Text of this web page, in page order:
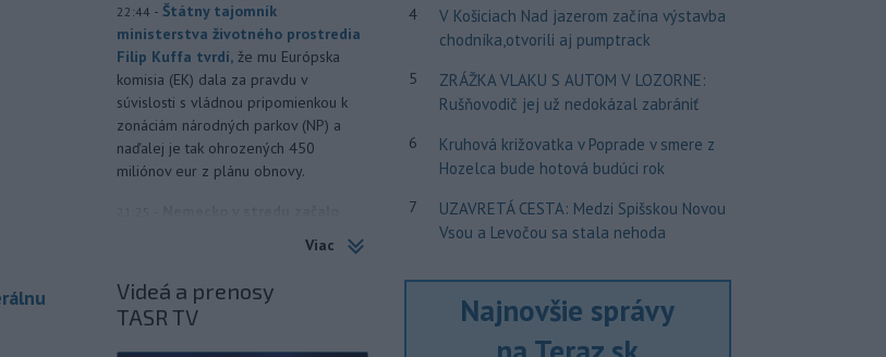
22:44 - Štátny tajomník
ministerstva životného prostredia
Filip Kuffa tvrdí, že mu Európska
komisia (EK) dala za pravdu v
súvislosti s vládnou pripomienkou k
zonáciám národných parkov (NP) a
naďalej je tak ohrozených 450
miliónov eur z plánu obnovy.
vyšetrovanie po tom, ako sa v noci
dráhy na letisku Lipsko/Halle našiel
dron naložený výbušninami.
Viac
Videá a prenosy
TASR TV
4
V Košiciach Nad jazerom začína výstavba
chodníka,otvorili aj pumptrack
5
ZRÁŽKA VLAKU S AUTOM V LOZORNE:
Rušňovodič jej už nedokázal zabrániť
6
Kruhová križovatka v Poprade v smere z
Hozelca bude hotová budúci rok
7
UZAVRETÁ CESTA: Medzi Spišskou Novou
Vsou a Levočou sa stala nehoda
Najnovšie správy